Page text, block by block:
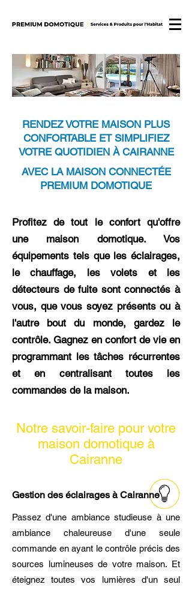
RENDEZ VOTRE MAISON PLUS
CONFORTABLE ET SIMPLIFIEZ
VOTRE QUOTIDIEN À CAIRANNE
AVEC LA MAISON CONNECTÉE
PREMIUM DOMOTIQUE
Profitez de tout le confort qu'offre
une maison domotique. Vos
équipements tels que les éclairages,
le chauffage, les volets et les
détecteurs de fuite sont connectés à
vous, que vous soyez présents ou à
l'autre bout du monde, gardez le
contrôle. Gagnez en confort de vie en
programmant les tâches récurrentes
et en centralisant toutes les
commandes de la maison.
Notre savoir-faire pour votre
maison domotique à
Cairanne
Gestion des éclairages à Cairanne
Passez d'une ambiance studieuse à une
ambiance chaleureuse d'une seule
commande en ayant le contrôle précis des
sources lumineuses de votre maison. Et
éteignez toutes vos lumières d'un seul